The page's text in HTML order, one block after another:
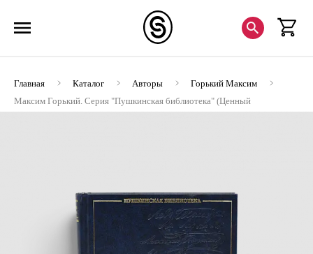
Главная Каталог Авторы
Горький Максим
Максим Горький. Серия "Пушкинская библиотека" (Ценный
экземпляр)